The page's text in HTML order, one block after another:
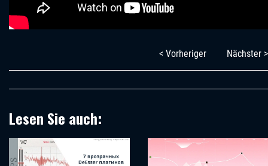
< Vorheriger Nächster >
Lesen Sie auch: